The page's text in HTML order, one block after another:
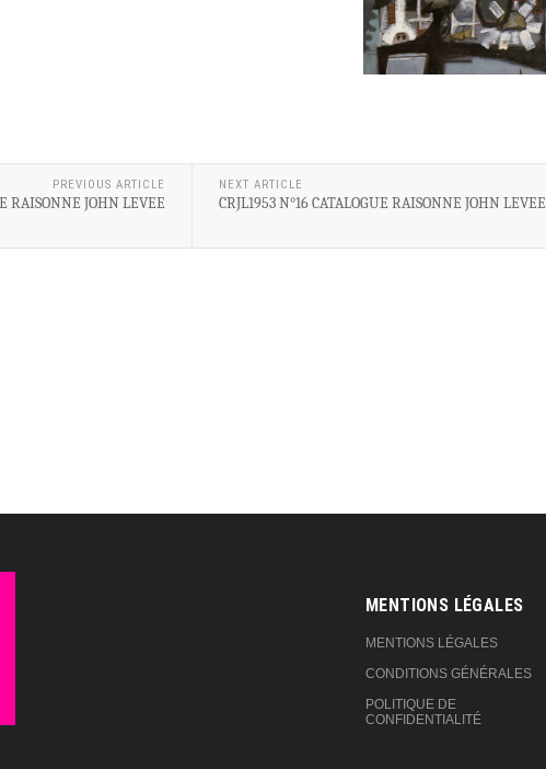
PREVIOUS ARTICLE
RAISONNE JOHN LEVEE
NEXT ARTICLE
CRJL1953 N°16 CATALOGUE RAISONNE JOHN LEVEE
MENTIONS LÉGALES
MENTIONS LÉGALES
CONDITIONS GÉNÉRALES
POLITIQUE DE
CONFIDENTIALITÉ